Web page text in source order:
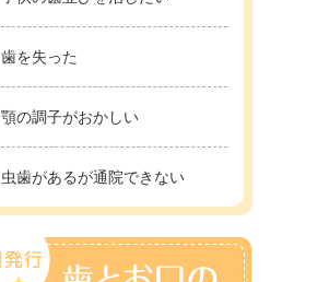
歯を失った
顎の調子がおかしい
虫歯があるが通院できない